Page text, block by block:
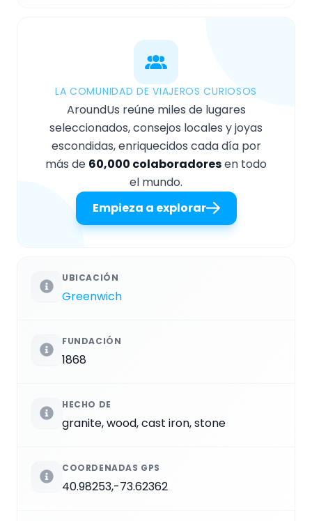
LA COMUNIDAD DE VIAJEROS CURIOSOS
AroundUs reúne miles de lugares
seleccionados, consejos locales y joyas
escondidas, enriquecidos cada día por
más de 60,000 colaboradoresen todo
el mundo.
Empieza a explorar
UBICACIÓN
Greenwich
FUNDACIÓN
1868
HECHO DE
granite, wood, cast iron, stone
COORDENADAS GPS
40.98253,-73.62362